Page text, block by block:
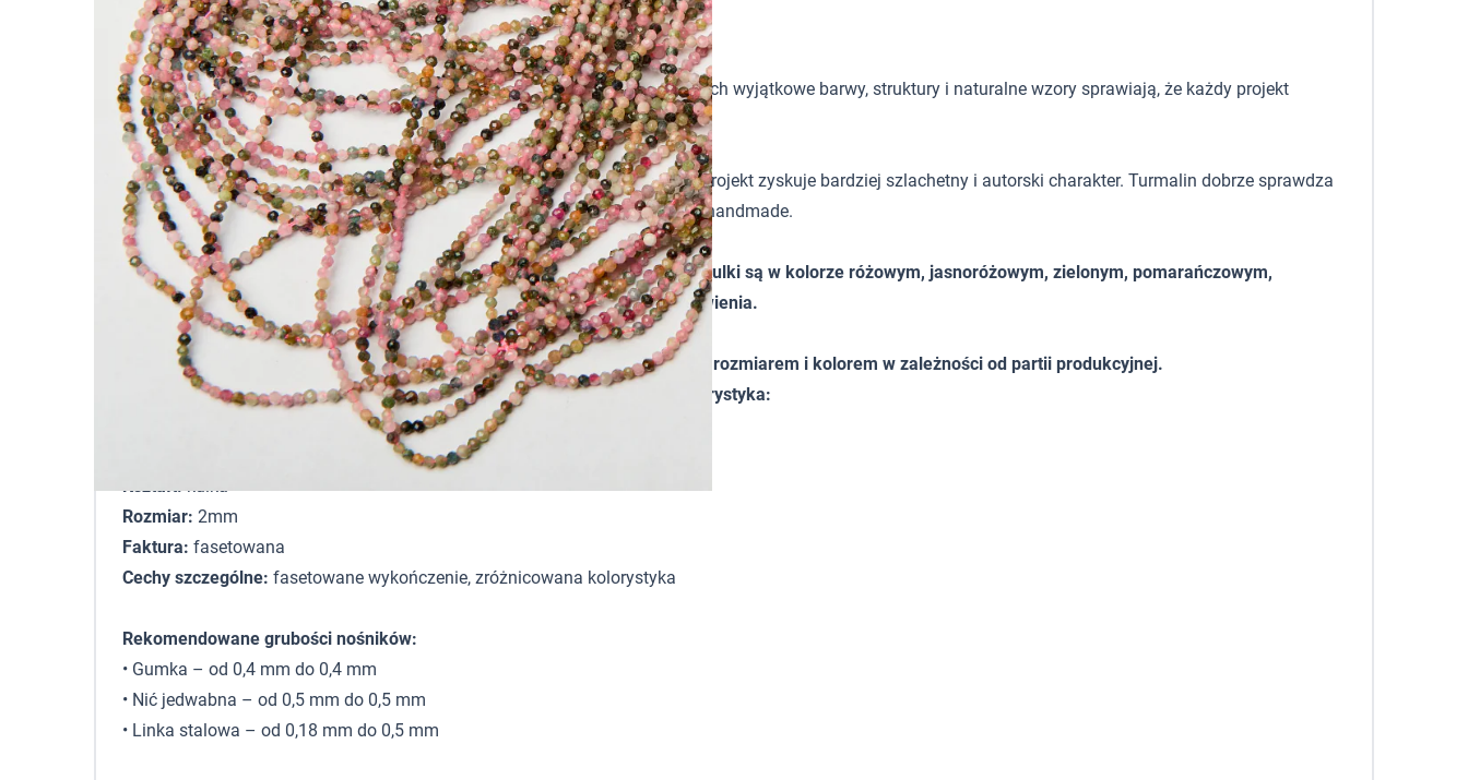
Turmalin kulka fasetowana 2mm
Kamienie to jedne z najbardziej cenionych dodatków w biżuterii handmade. Ich wyjątkowe barwy, struktury i naturalne wzory sprawiają, że każdy projekt
nabiera indywidualnego charakteru.
Turmalin wyróżnia się tym, że zróżnicowana kolorystyka sprawia, że każdy projekt zyskuje bardziej szlachetny i autorski charakter. Turmalin dobrze sprawdza
się w bransoletkach, naszyjnikach oraz bardziej dopracowanych projektach handmade.
Kamienie naturalne wykonane z turmalinu w kształcie kulki fasetowanej. Kulki są w kolorze różowym, jasnoróżowym, zielonym, pomarańczowym,
czerwonym, czarnym. Kamienie posiadają naturalne wrostki oraz przebarwienia.
*Ponieważ są to kamienie naturalne mogą się nieznacznie różnić od siebie rozmiarem i kolorem w zależności od partii produkcyjnej.
*Rozmiar podany w nazwie produktu jest wartością orientacyjną. Charakterystyka:
Kształt:kulka
Rozmiar: 2mm
Faktura: fasetowana
Cechy szczególne: fasetowane wykończenie, zróżnicowana kolorystyka
Rekomendowane grubości nośników:
• Gumka – od 0,4 mm do 0,4 mm
• Nić jedwabna – od 0,5 mm do 0,5 mm
• Linka stalowa – od 0,18 mm do 0,5 mm